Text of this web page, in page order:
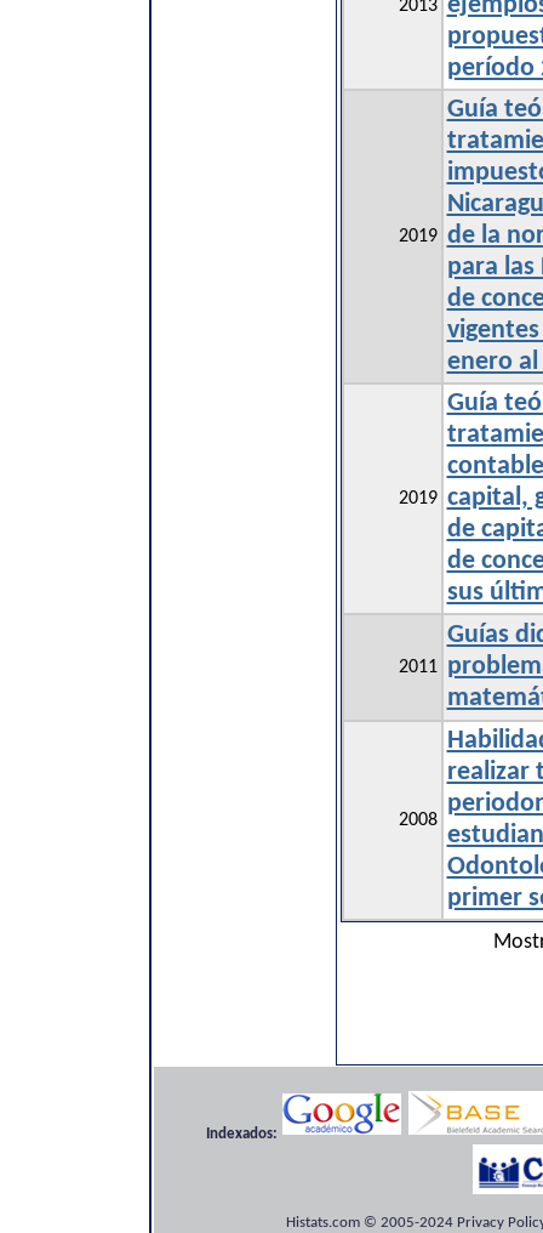
2013
período
2019
Guía
de la
para las
de
enero al
2019
Guía
capital,
de
de
sus
2011
Guías
2008
realizar
primer
Indexados:
Histats.com © 2005-2024 Privacy